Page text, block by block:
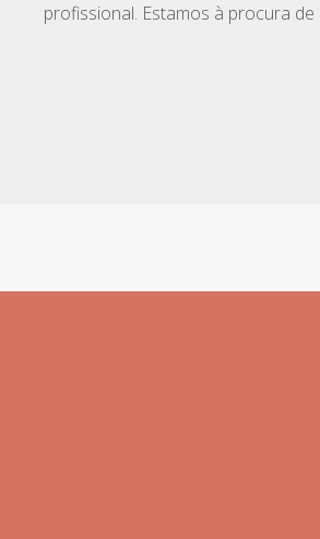
profissional. Estamos à procura